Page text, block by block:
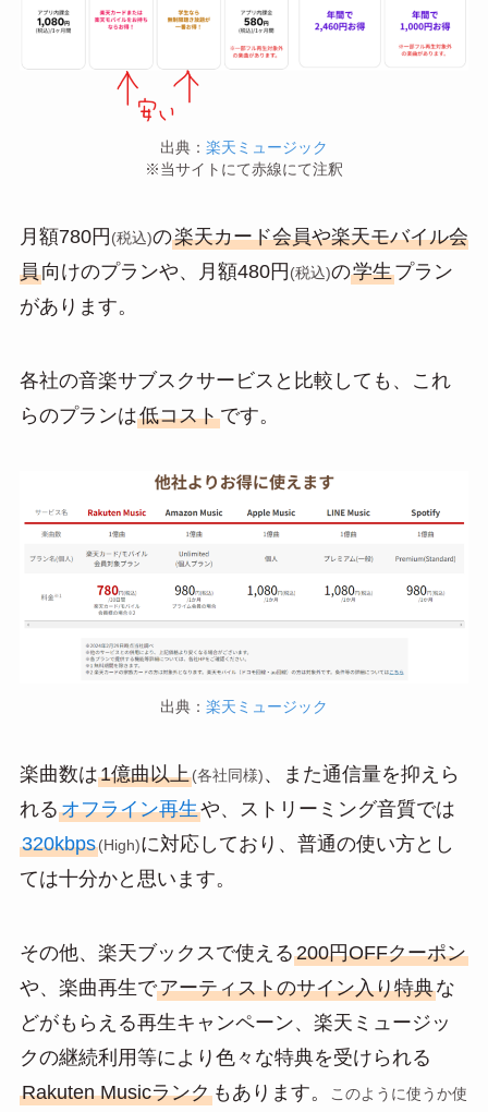
出典： 楽天ミュージック
※当サイトにて赤線にて注釈
月額780円(税込)の楽天カード会員や楽天モバイル会
員向けのプランや、月額480円(税込)の学生プラン
があります。
各社の音楽サブスクサービスと比較しても、これ
らのプランは低コストです。
出典： 楽天ミュージック
楽曲数は1億曲以上(各社同様)、また通信量を抑えら
れるオフライン再生や、ストリーミング音質では
320kbps(High)に対応しており、普通の使い方とし
ては十分かと思います。
その他、楽天ブックスで使える200円OFFクーポン
や、楽曲再生でアーティストのサイン入り特典な
どがもらえる再生キャンペーン、楽天ミュージッ
クの継続利用等により色々な特典を受けられる
Rakuten Musicランクもあります。
このように使うか使